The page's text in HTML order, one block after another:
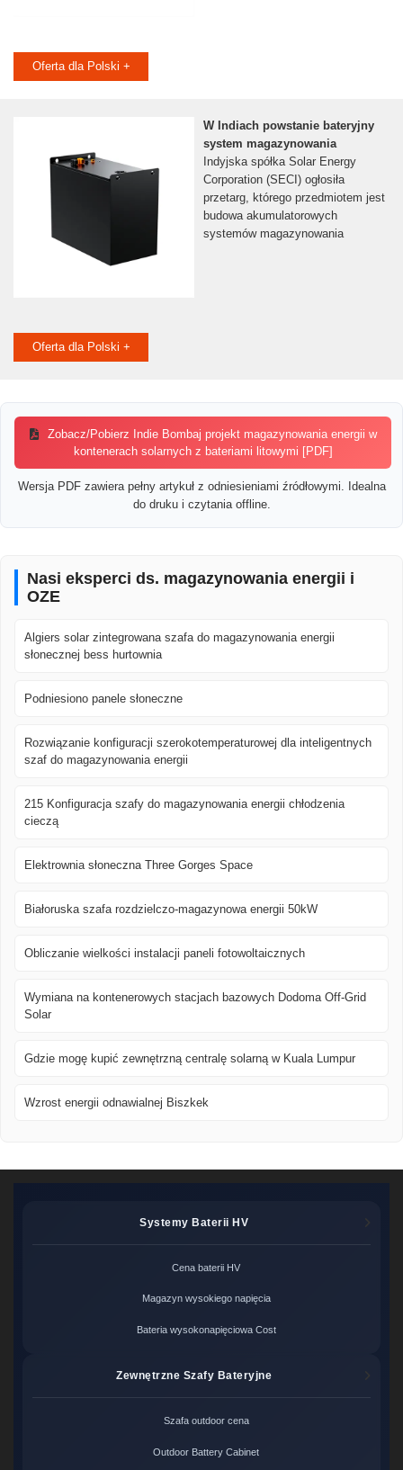
Oferta dla Polski +
W Indiach powstanie bateryjny
system magazynowania
Indyjska spółka Solar Energy
Corporation (SECI) ogłosiła
przetarg, którego przedmiotem jest
budowa akumulatorowych
systemów magazynowania
Oferta dla Polski +
Zobacz/Pobierz Indie Bombaj projekt magazynowania energii w
kontenerach solarnych z bateriami litowymi [PDF]
Wersja PDF zawiera pełny artykuł z odniesieniami źródłowymi. Idealna
do druku i czytania offline.
Nasi eksperci ds. magazynowania energii i
OZE
Algiers solar zintegrowana szafa do magazynowania energii
słonecznej bess hurtownia
Podniesiono panele słoneczne
Rozwiązanie konfiguracji szerokotemperaturowej dla inteligentnych
szaf do magazynowania energii
215 Konfiguracja szafy do magazynowania energii chłodzenia
cieczą
Elektrownia słoneczna Three Gorges Space
Białoruska szafa rozdzielczo-magazynowa energii 50kW
Obliczanie wielkości instalacji paneli fotowoltaicznych
Wymiana na kontenerowych stacjach bazowych Dodoma Off-Grid
Solar
Gdzie mogę kupić zewnętrzną centralę solarną w Kuala Lumpur
Wzrost energii odnawialnej Biszkek
Systemy Baterii HV
Cena baterii HV
Magazyn wysokiego napięcia
Bateria wysokonapięciowa Cost
Zewnętrzne Szafy Bateryjne
Szafa outdoor cena
Outdoor Battery Cabinet